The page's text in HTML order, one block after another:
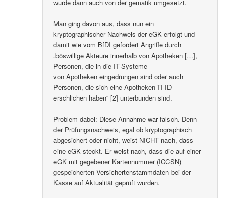
wurde dann auch von der gematik umgesetzt.
Man ging davon aus, dass nun ein
kryptographischer Nachweis der eGK erfolgt und
damit wie vom BfDI gefordert Angriffe durch
„böswillige Akteure innerhalb von Apotheken […],
Personen, die in die IT-Systeme
von Apotheken eingedrungen sind oder auch
Personen, die sich eine Apotheken-TI-ID
erschlichen haben“ [2] unterbunden sind.
Problem dabei: Diese Annahme war falsch. Denn
der Prüfungsnachweis, egal ob kryptographisch
abgesichert oder nicht, weist NICHT nach, dass
eine eGK steckt. Er weist nach, dass die auf einer
eGK mit gegebener Kartennummer (ICCSN)
gespeicherten Versichertenstammdaten bei der
Kasse auf Aktualität geprüft wurden.